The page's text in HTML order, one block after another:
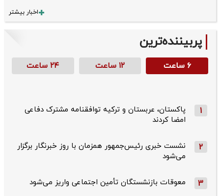
اخبار بیشتر
پربیننده‌ترین
۶ ساعت ۱۲ ساعت ۲۴ ساعت
1
پاکستان، عربستان و ترکیه توافقنامه مشترک دفاعی
امضا کردند
2
نشست خبری رئیس‌جمهور همزمان با روز خبرنگار برگزار
می‌شود
3 معوقات بازنشستگان تأمین اجتماعی واریز می‌شود